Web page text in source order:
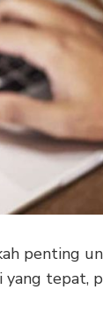
penting
tepat,